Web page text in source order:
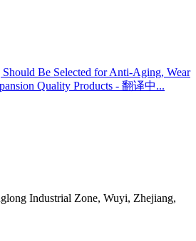
Be Selected for Anti-Aging, Wear
Quality Products - 翻译中...
Industrial Zone, Wuyi, Zhejiang,